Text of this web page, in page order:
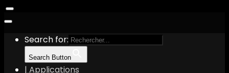
Search for:
Search Button
| Applications